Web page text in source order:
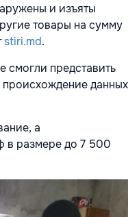
и изъяты
товары на сумму
stiri.md.
смогли представить
данных
а
в размере до 7 500